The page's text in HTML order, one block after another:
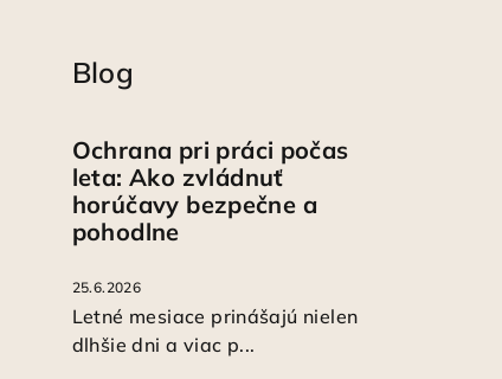
Blog
Ochrana pri práci počas
leta: Ako zvládnuť
horúčavy bezpečne a
pohodlne
25.6.2026
Letné mesiace prinášajú nielen
dlhšie dni a viac p...